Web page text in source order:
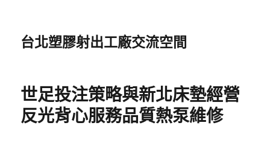
台北塑膠射出工廠交流空間
世足投注策略與新北床墊經營
反光背心服務品質熱泵維修